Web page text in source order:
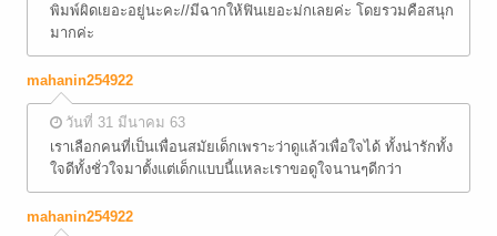
พิมพ์ผิดเยอะอยู่นะคะ//มีฉากให้ฟินเยอะม่กเลยค่ะ โดยรวมคือสนุก
มากค่ะ
mahanin254922
วันที่ 31 มีนาคม 63
เราเลือกคนที่เป็นเพื่อนสมัยเด็กเพราะว่าดูแล้วเพื่อใจได้ ทั้งน่ารักทั้ง
ใจดีทั้งชั่วใจมาตั้งแต่เด็กแบบนี้แหละเราขอดูใจนานๆดีกว่า
mahanin254922